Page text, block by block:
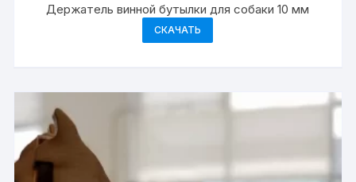
Держатель винной бутылки для собаки 10 мм
СКАЧАТЬ